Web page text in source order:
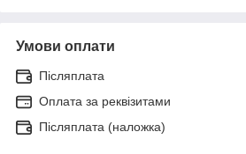
Умови оплати
Післяплата
Оплата за реквізитами
Післяплата (наложка)